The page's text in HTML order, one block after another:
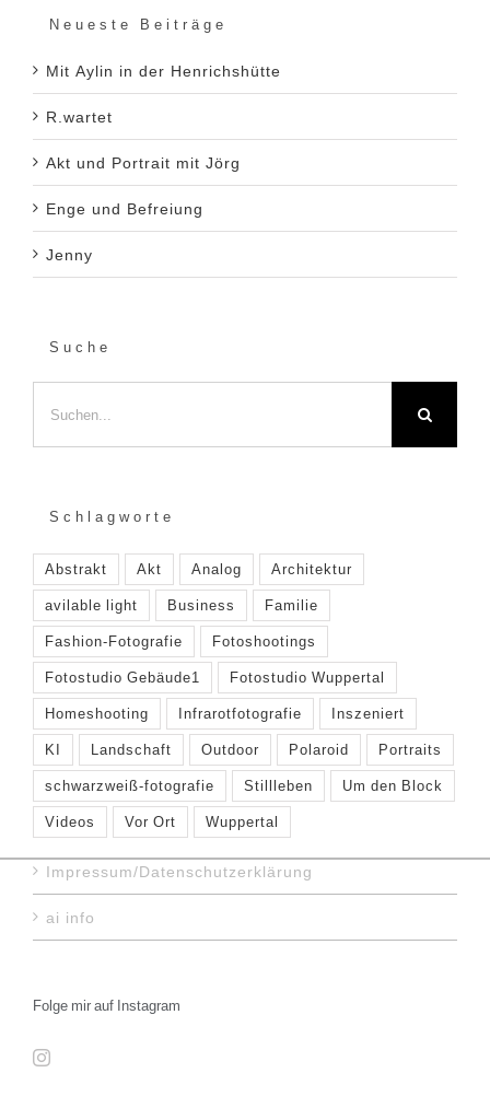
Neueste Beiträge
Mit Aylin in der Henrichshütte
R.wartet
Akt und Portrait mit Jörg
Enge und Befreiung
Jenny
Suche
nach:
Schlagworte
Abstrakt Akt Analog
Architektur
avilable light
Business
Familie
Fashion-Fotografie
Fotoshootings
Fotostudio Gebäude1
Fotostudio Wuppertal
Homeshooting
Infrarotfotografie
Inszeniert
KI
Landschaft Outdoor Polaroid
Portraits
schwarzweiß-fotografie
Stillleben
Um den Block
Videos
Vor Ort Wuppertal
Impressum/Datenschutzerklärung
ai info
Folge mir auf Instagram